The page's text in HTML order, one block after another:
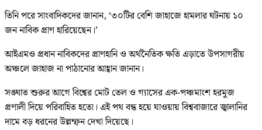
তিনি পরে সাংবাদিকদের জানান, ‘৩০টির বেশি জাহাজে হামলার ঘটনায় ১০
জন নাবিক প্রাণ হারিয়েছেন।’
আইএমও প্রধান নাবিকদের প্রাণহানি ও অর্থনৈতিক ক্ষতি এড়াতে উপসাগরীয়
অঞ্চলে জাহাজ না পাঠানোর আহ্বান জানান।
সঙ্ঘাত শুরুর আগে বিশ্বের মোট তেল ও গ্যাসের এক-পঞ্চমাংশ হরমুজ
প্রণালী দিয়ে পরিবাহিত হতো। এই পথ বন্ধ হয়ে যাওয়ায় বিশ্ববাজারে জ্বালানির
দামে বড় ধরনের উল্লম্ফন দেখা দিয়েছে।